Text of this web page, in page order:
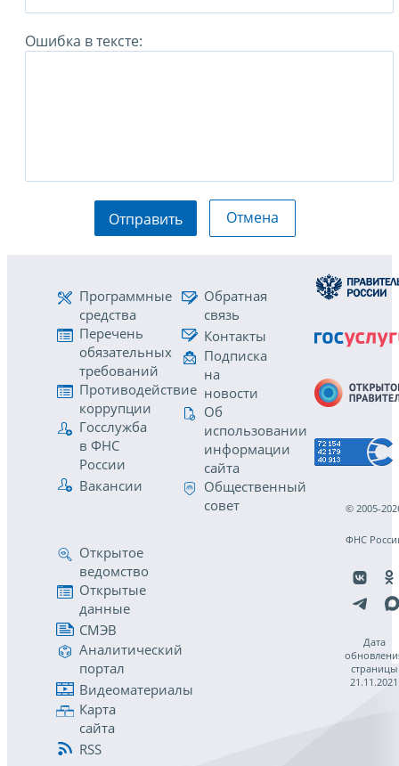
Ошибка в тексте:
Отправить Отмена
Программные
средства
Перечень
обязательных
требований
Противодействие
коррупции
Госслужба
в ФНС
России
Вакансии
Обратная
связь
Контакты
Подписка
на
новости
Об
использовании
информации
сайта
Общественный
совет
Открытое
ведомство
Открытые
данные
СМЭВ
Аналитический
портал
Видеоматериалы
Карта
сайта
RSS
© 2005-
ФНС
Дата
страницы
21.11.2021